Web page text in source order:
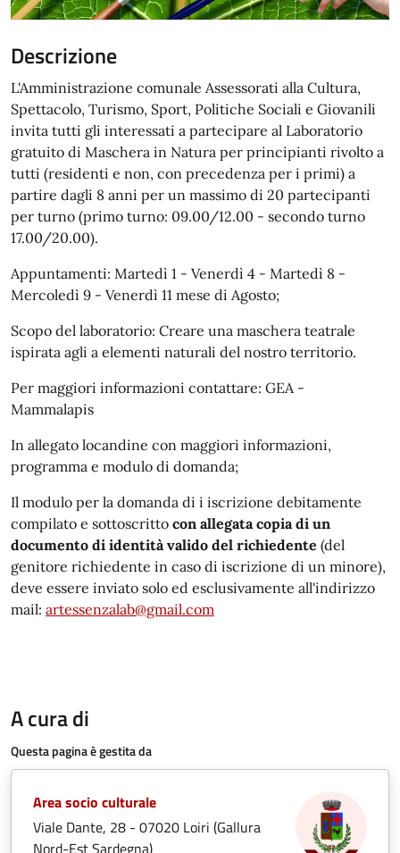
Descrizione
L'Amministrazione comunale Assessorati alla Cultura,
Spettacolo, Turismo, Sport, Politiche Sociali e Giovanili
invita tutti gli interessati a partecipare al Laboratorio
gratuito di Maschera in Natura per principianti rivolto a
tutti (residenti e non, con precedenza per i primi) a
partire dagli 8 anni per un massimo di 20 partecipanti
per turno (primo turno: 09.00/12.00 - secondo turno
17.00/20.00).
Appuntamenti: Martedì 1 - Venerdì 4 - Martedì 8 -
Mercoledì 9 - Venerdì 11 mese di Agosto;
Scopo del laboratorio: Creare una maschera teatrale
ispirata agli a elementi naturali del nostro territorio.
Per maggiori informazioni contattare: GEA -
Mammalapis
In allegato locandine con maggiori informazioni,
programma e modulo di domanda;
Il modulo per la domanda di i iscrizione debitamente
compilato e sottoscritto con allegata copia di un
documento di identità valido del richiedente (del
genitore richiedente in caso di iscrizione di un minore),
deve essere inviato solo ed esclusivamente all'indirizzo
mail: artessenzalab@gmail.com
A cura di
Questa pagina è gestita da
Area socio culturale
Viale Dante, 28 - 07020 Loiri (Gallura
Nord-Est Sardegna)